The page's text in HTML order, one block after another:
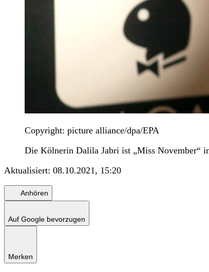
Copyright: picture alliance/dpa/EPA
Die Kölnerin Dalila Jabri ist „Miss November“
Aktualisiert: 08.10.2021, 15:20
Anhören
Auf Google bevorzugen
Merken